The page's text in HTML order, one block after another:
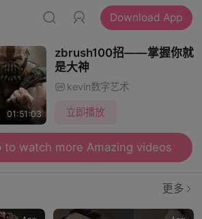
Download App
01:51:03
zbrush100招——掌握你就
是大神
kevin数字艺术
立即播放
to watch more Amazing videos
更多